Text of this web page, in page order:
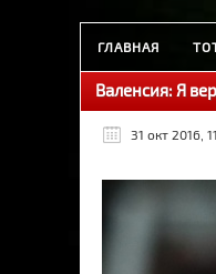
ГЛАВНАЯ
Валенсия: Я
31 окт 2016,